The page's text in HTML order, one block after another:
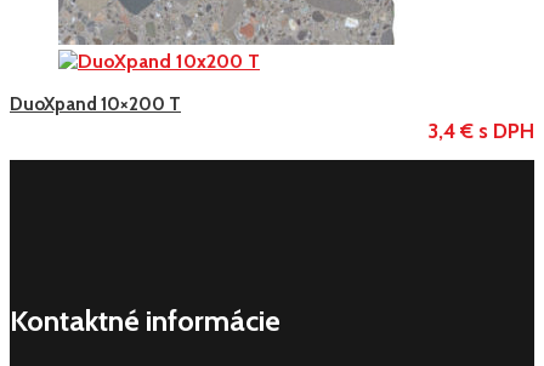
DuoXpand 10×200 T
3,4 € s DPH
Kontaktné informácie